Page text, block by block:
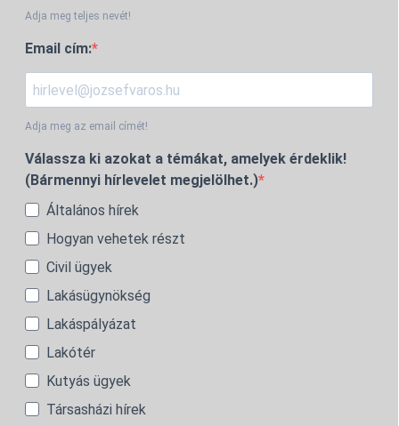
Adja meg teljes nevét!
Email cím:
Adja meg az email címét!
Válassza ki azokat a témákat, amelyek érdeklik!
(Bármennyi hírlevelet megjelölhet.)
Általános hírek
Hogyan vehetek részt
Civil ügyek
Lakásügynökség
Lakáspályázat
Lakótér
Kutyás ügyek
Társasházi hírek